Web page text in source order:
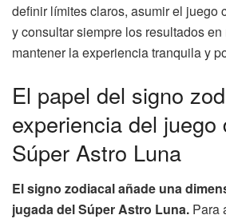
definir límites claros, asumir el juego
y consultar siempre los resultados
mantener la experiencia tranquila y
El papel del signo
experiencia del juego
Súper Astro Luna
El signo zodiacal añade una
jugada del Súper Astro Luna. Para